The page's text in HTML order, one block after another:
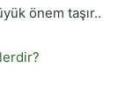
önem taşır..